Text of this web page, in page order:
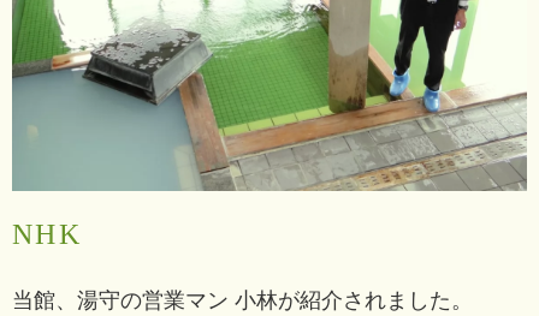
NHK
当館、湯守の営業マン 小林が紹介されました。